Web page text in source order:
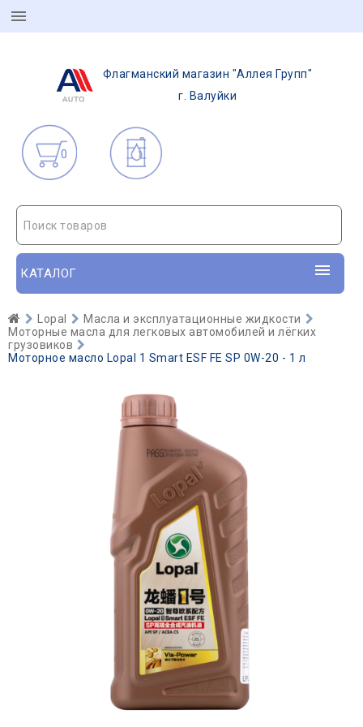
Флагманский магазин "Аллея Групп"
г. Валуйки
0
Поиск товаров
КАТАЛОГ
Lopal
Масла и эксплуатационные жидкости
Моторные масла для легковых автомобилей и лёгких
грузовиков
Моторное масло Lopal 1 Smart ESF FE SP 0W-20 - 1 л